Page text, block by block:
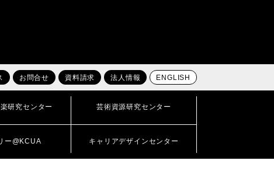
お問合せ 資料請求 法人情報 ENGLISH
研究センター 芸術資源研究センター
ー@KCUA キャリアデザインセンター